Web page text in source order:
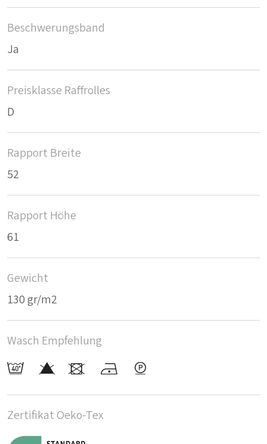
Beschwerungsband
Ja
Preisklasse Raffrolles
D
Rapport Breite
52
Rapport Höhe
61
Gewicht
130 gr/m2
Wasch Empfehlung
Zertifikat Oeko-Tex